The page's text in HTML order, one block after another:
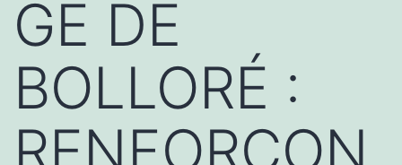
GE DE
BOLLORÉ :
RENFORÇON